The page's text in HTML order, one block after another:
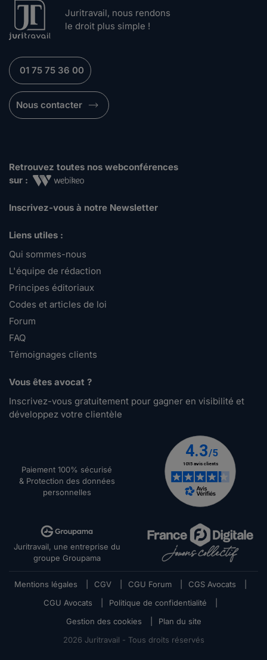
Juritravail, nous rendons
le droit plus simple !
01 75 75 36 00
Nous contacter
Retrouvez toutes nos webconférences
sur :
Inscrivez-vous à notre Newsletter
Liens utiles :
Qui sommes-nous
L'équipe de rédaction
Principes éditoriaux
Codes et articles de loi
Forum
FAQ
Témoignages clients
Vous êtes avocat ?
Inscrivez-vous gratuitement pour gagner en visibilité et
développez votre clientèle
Paiement 100% sécurisé
& Protection des données
personnelles
Juritravail, une entreprise du
groupe Groupama
Mentions légales CGV CGU Forum CGS Avocats
CGU Avocats
Politique de confidentialité
Gestion des cookies
Plan du site
2026 Juritravail - Tous droits réservés